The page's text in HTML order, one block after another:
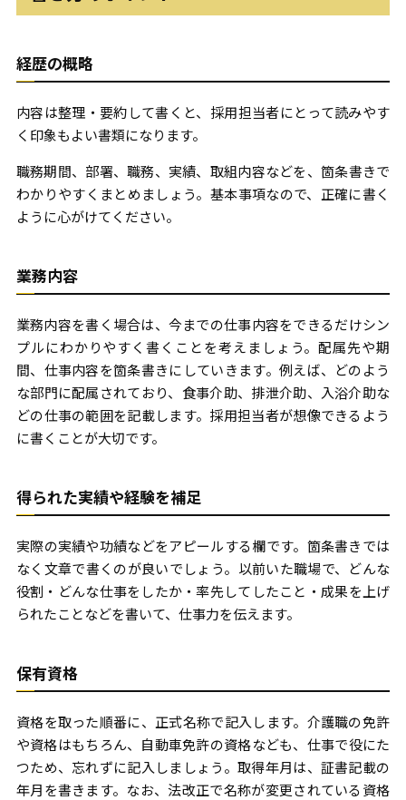
経歴の概略
内容は整理・要約して書くと、採用担当者にとって読みやす
く印象もよい書類になります。
職務期間、部署、職務、実績、取組内容などを、箇条書きで
わかりやすくまとめましょう。基本事項なので、正確に書く
ように心がけてください。
業務内容
業務内容を書く場合は、今までの仕事内容をできるだけシン
プルにわかりやすく書くことを考えましょう。配属先や期
間、仕事内容を箇条書きにしていきます。例えば、どのよう
な部門に配属されており、食事介助、排泄介助、入浴介助な
どの仕事の範囲を記載します。採用担当者が想像できるよう
に書くことが大切です。
得られた実績や経験を補足
実際の実績や功績などをアピールする欄です。箇条書きでは
なく文章で書くのが良いでしょう。以前いた職場で、どんな
役割・どんな仕事をしたか・率先してしたこと・成果を上げ
られたことなどを書いて、仕事力を伝えます。
保有資格
資格を取った順番に、正式名称で記入します。介護職の免許
や資格はもちろん、自動車免許の資格なども、仕事で役にた
つため、忘れずに記入しましょう。取得年月は、証書記載の
年月を書きます。なお、法改正で名称が変更されている資格